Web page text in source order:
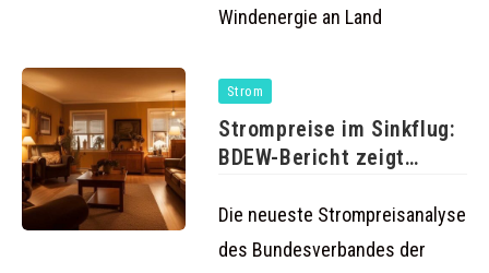
Windenergie an Land
Strom
Strompreise im Sinkflug:
BDEW-Bericht zeigt
Die neueste Strompreisanalyse
des Bundesverbandes der